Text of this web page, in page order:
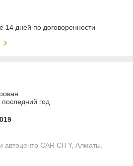
14 дней по договоренности
год
автоцентр CAR CITY, Алматы,